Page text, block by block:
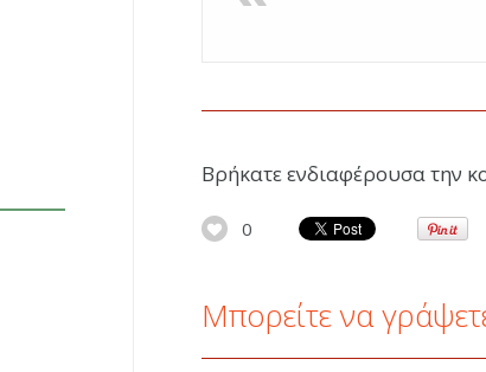
Βρήκατε ενδιαφέρουσα την
0
Μπορείτε να